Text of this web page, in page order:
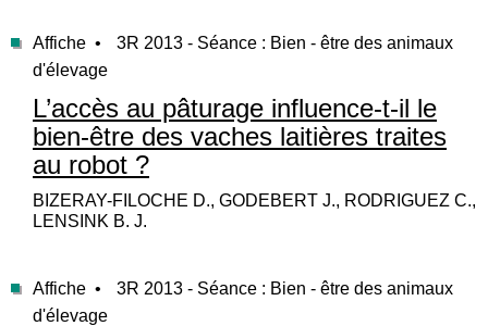
Affiche •
3R 2013 - Séance : Bien - être des animaux
d'élevage
L’accès au pâturage influence-t-il le
bien-être des vaches laitières traites
au robot ?
BIZERAY-FILOCHE D., GODEBERT J., RODRIGUEZ C.,
LENSINK B. J.
Affiche •
3R 2013 - Séance : Bien - être des animaux
d'élevage